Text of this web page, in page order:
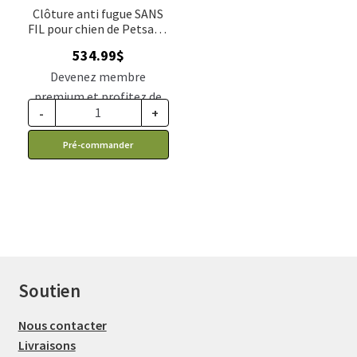
Clôture anti fugue SANS
FIL pour chien de Petsafe,
534.99$
Devenez membre
premium et profitez de
ce prix rabais : 441.37$ CA
- +
Pré-commander
Soutien
Nous contacter
Livraisons